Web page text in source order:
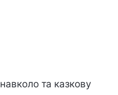
та казкову